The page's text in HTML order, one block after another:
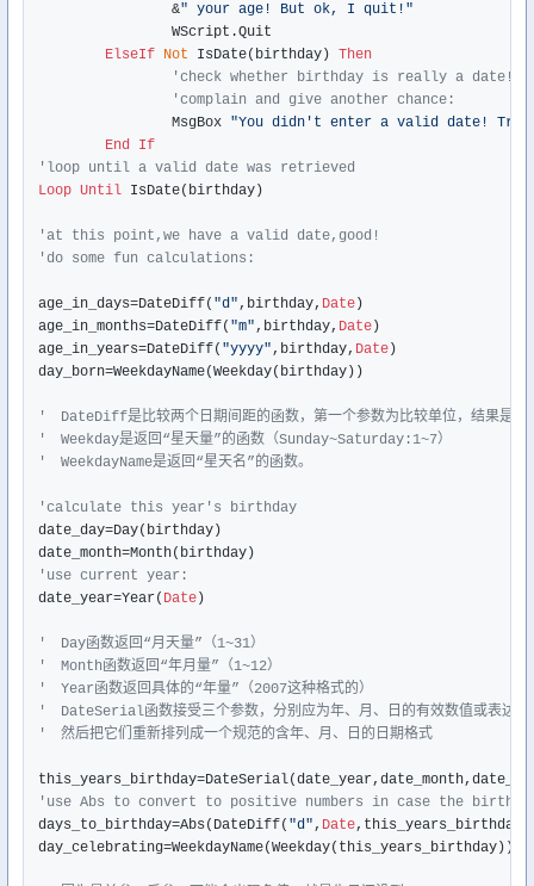
		&
" your age! But ok, I quit!"
ElseIf Not IsDate(birthday) Then
'check whether birthday is really a date!
'complain and give another chance:
		MsgBox
"You didn't enter a valid date! Try
End If
'loop until a valid date was retrieved
Loop Until IsDate(birthday)
'at this point,we have a valid date,good!
'do some fun calculations:
age_in_days=DateDiff( "d",birthday, Date )
age_in_months=DateDiff( "m",birthday, Date )
age_in_years=DateDiff( "yyyy",birthday, Date )
day_born=WeekdayName(Weekday(birthday))
'　DateDiff是比较两个日期间距的函数，第一个参数为比较单位，结果是第
'　Weekday是返回“星天量”的函数（Sunday~Saturday:1~7）
'　WeekdayName是返回“星天名”的函数。
'calculate this year's birthday
date_day=Day(birthday)
'use current year:
date_year=Year( Date )
'　Day函数返回“月天量”（1~31）
'　Month函数返回“年月量”（1~12）
'　Year函数返回具体的“年量”（2007这种格式的）
'　DateSerial函数接受三个参数，分别应为年、月、日的有效数值或表达式
'　然后把它们重新排列成一个规范的含年、月、日的日期格式
'use Abs to convert to positive numbers in case the
days_to_birthday=Abs(DateDiff( "d", Date
day_celebrating=WeekdayName(Weekday(this_years_birthday))